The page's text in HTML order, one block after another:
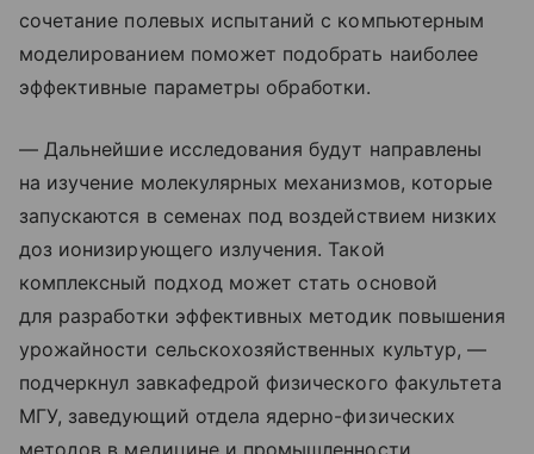
сочетание полевых испытаний с компьютерным
моделированием поможет подобрать наиболее
эффективные параметры обработки.
— Дальнейшие исследования будут направлены
на изучение молекулярных механизмов, которые
запускаются в семенах под воздействием низких
доз ионизирующего излучения. Такой
комплексный подход может стать основой
для разработки эффективных методик повышения
урожайности сельскохозяйственных культур, —
подчеркнул завкафедрой физического факультета
МГУ, заведующий отдела ядерно-физических
методов в медицине и промышленности